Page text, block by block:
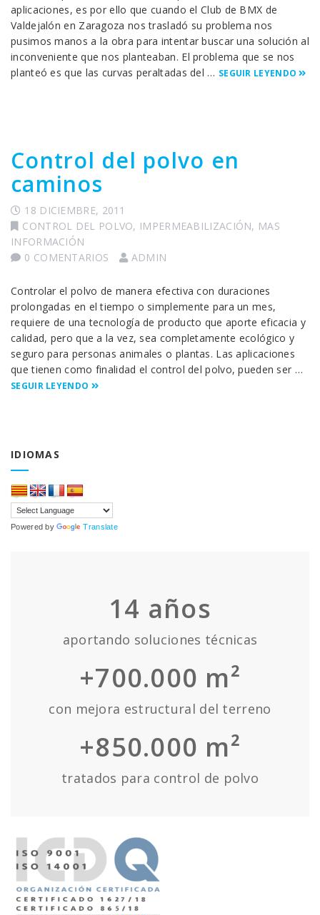
aplicaciones, es por ello que cuando el Club de BMX de
Valdejalón en Zaragoza nos trasladó su problema nos
pusimos manos a la obra para intentar buscar una solución al
inconveniente que nos planteaban. El problema que se nos
planteó es que las curvas peraltadas del … SEGUIR LEYENDO
Control del polvo en
caminos
18 DICIEMBRE, 2011
CONTROL DEL POLVO, IMPERMEABILIZACIÓN, MAS
INFORMACIÓN
0 COMENTARIOS
ADMIN
Controlar el polvo de manera efectiva con duraciones
prolongadas en el tiempo o simplemente para un mes,
requiere de una tecnología de producto que aporte eficacia y
calidad, pero que a la vez, sea completamente ecológico y
seguro para personas animales o plantas. Las aplicaciones
que tienen como finalidad el control del polvo, pueden ser …
SEGUIR LEYENDO
IDIOMAS
Powered by Translate
14 años
aportando soluciones técnicas
+700.000 m²
con mejora estructural del terreno
+850.000 m²
tratados para control de polvo